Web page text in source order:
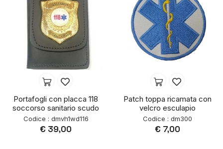
Portafogli con placca 118
soccorso sanitario scudo
Codice : dmvh1wd116
€ 39,00
Patch toppa ricamata con
velcro esculapio
Codice : dm300
€ 7,00